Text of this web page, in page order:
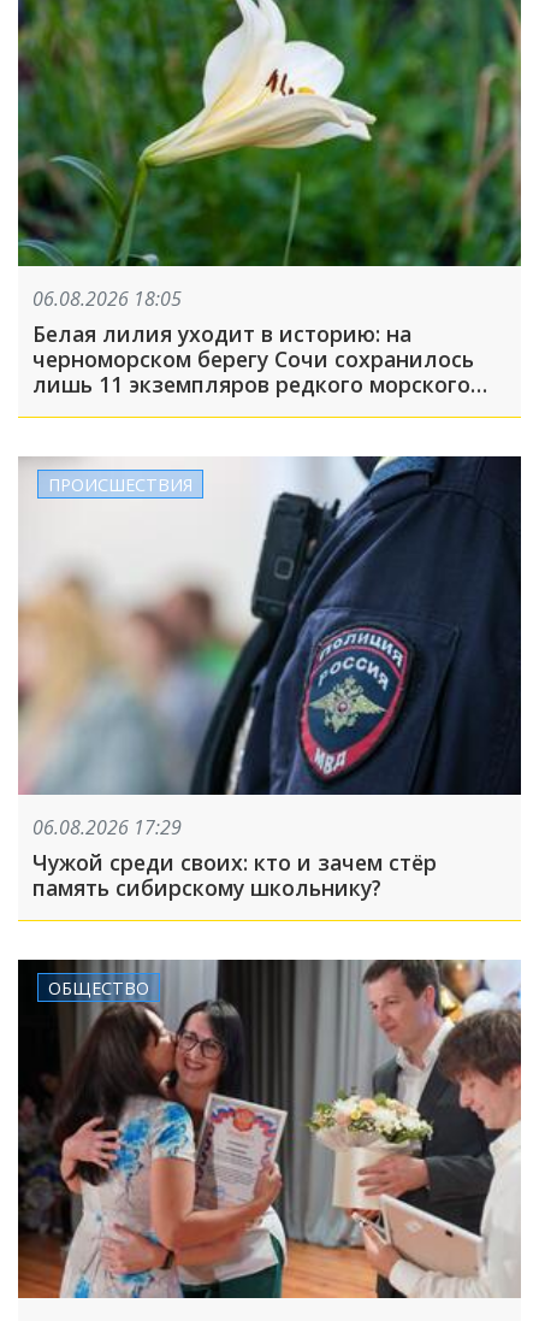
06.08.2026 18:05
Белая лилия уходит в историю: на
черноморском берегу Сочи сохранилось
лишь 11 экземпляров редкого морского
ПРОИСШЕСТВИЯ
06.08.2026 17:29
Чужой среди своих: кто и зачем стёр
память сибирскому школьнику?
ОБЩЕСТВО